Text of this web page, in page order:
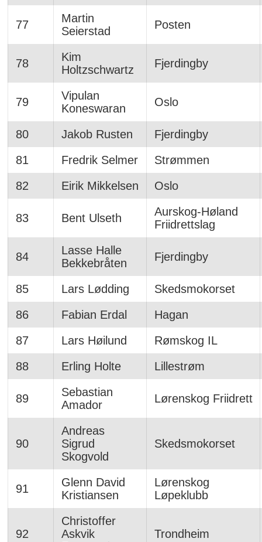
77
Martin
Seierstad
Posten
78
Kim
Holtzschwartz
Fjerdingby
79
Vipulan
Koneswaran
Oslo
80 Jakob Rusten
Fjerdingby
81
Fredrik Selmer
Strømmen
82
Eirik Mikkelsen Oslo
83 Bent Ulseth
Aurskog-Høland
Friidrettslag
84
Lasse Halle
Bekkebråten
Fjerdingby
85 Lars Lødding
Skedsmokorset
86
Fabian Erdal
Hagan
87
Lars Høilund
Rømskog IL
88
Erling Holte Lillestrøm
89
Sebastian
Amador
Lørenskog Friidrett
90
Andreas
Sigrud
Skogvold
Skedsmokorset
91
Glenn David
Kristiansen
Lørenskog
Løpeklubb
92
Christoffer
Askvik
Trondheim